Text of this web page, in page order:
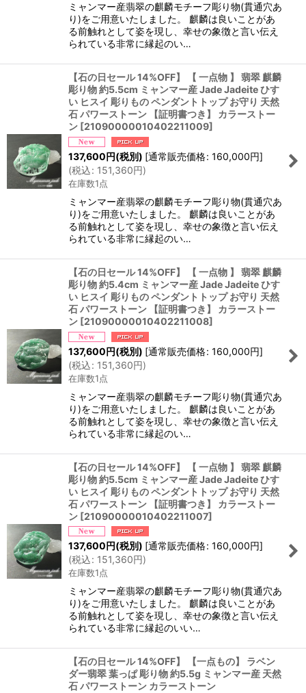
ミャンマー産翡翠の麒麟モチーフ彫り物(貫通穴あ
り)をご用意いたしました。 麒麟は良いことがあ
る前触れとして姿を現し、幸せの象徴と言い伝え
られている非常に縁起のい…
【石の日セール 14%OFF】 【 一点物 】 翡翠 麒麟
彫り物 約5.5cm ミャンマー産 Jade Jadeite ひす
い ヒスイ 彫りもの ペンダントトップ お守り 天然
石 パワーストーン 【証明書つき】 カラーストー
ン [21090000010402211009]
137,600円(税別) [通常販売価格: 160,000円]
(税込: 151,360円)
在庫数1点
ミャンマー産翡翠の麒麟モチーフ彫り物(貫通穴あ
り)をご用意いたしました。 麒麟は良いことがあ
る前触れとして姿を現し、幸せの象徴と言い伝え
られている非常に縁起のい…
【石の日セール 14%OFF】 【 一点物 】 翡翠 麒麟
彫り物 約5.4cm ミャンマー産 Jade Jadeite ひす
い ヒスイ 彫りもの ペンダントトップ お守り 天然
石 パワーストーン 【証明書つき】 カラーストー
ン [21090000010402211008]
137,600円(税別) [通常販売価格: 160,000円]
(税込: 151,360円)
在庫数1点
ミャンマー産翡翠の麒麟モチーフ彫り物(貫通穴あ
り)をご用意いたしました。 麒麟は良いことがあ
る前触れとして姿を現し、幸せの象徴と言い伝え
られている非常に縁起のい…
【石の日セール 14%OFF】 【 一点物 】 翡翠 麒麟
彫り物 約5.5cm ミャンマー産 Jade Jadeite ひす
い ヒスイ 彫りもの ペンダントトップ お守り 天然
石 パワーストーン 【証明書つき】 カラーストー
ン [21090000010402211007]
137,600円(税別) [通常販売価格: 160,000円]
(税込: 151,360円)
在庫数1点
ミャンマー産翡翠の麒麟モチーフ彫り物(貫通穴あ
り)をご用意いたしました。 麒麟は良いことがあ
る前触れとして姿を現し、幸せの象徴と言い伝え
られている非常に縁起のいい…
【石の日セール 14%OFF】 【一点もの】 ラベン
ダー翡翠 葉っぱ 彫り物 約5.5g ミャンマー産 天然
石 パワーストーン カラーストーン